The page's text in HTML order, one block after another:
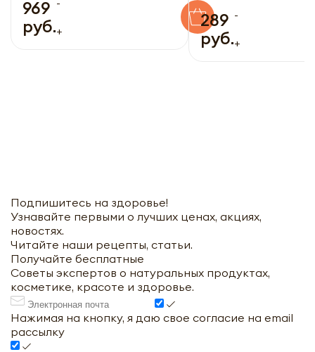
969
руб.
-
+
289
руб.
-
+
Подпишитесь на здоровье!
Узнавайте первыми о лучших ценах, акциях,
новостях.
Читайте наши рецепты, статьи.
Получайте бесплатные
Советы экспертов о натуральных продуктах,
косметике, красоте и здоровье.
Нажимая на кнопку, я даю свое согласие на email
рассылку